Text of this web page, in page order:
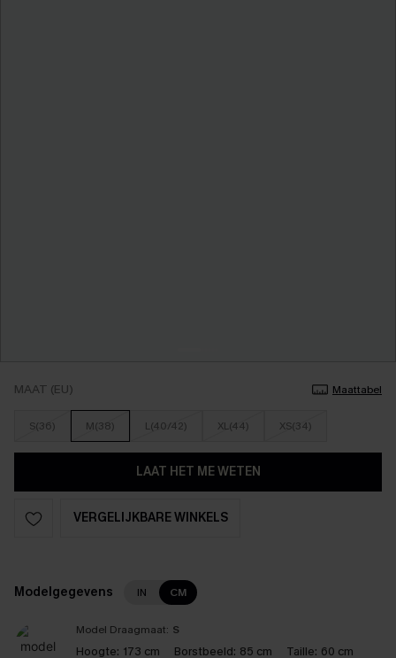
MAAT (EU) Maattabel
S(36) M(38) L(40/42) XL(44) XS(34)
LAAT HET ME WETEN
VERGELIJKBARE WINKELS
Modelgegevens IN CM
Model Draagmaat: S
Hoogte: 173 cm Borstbeeld: 85 cm Taille: 60 cm